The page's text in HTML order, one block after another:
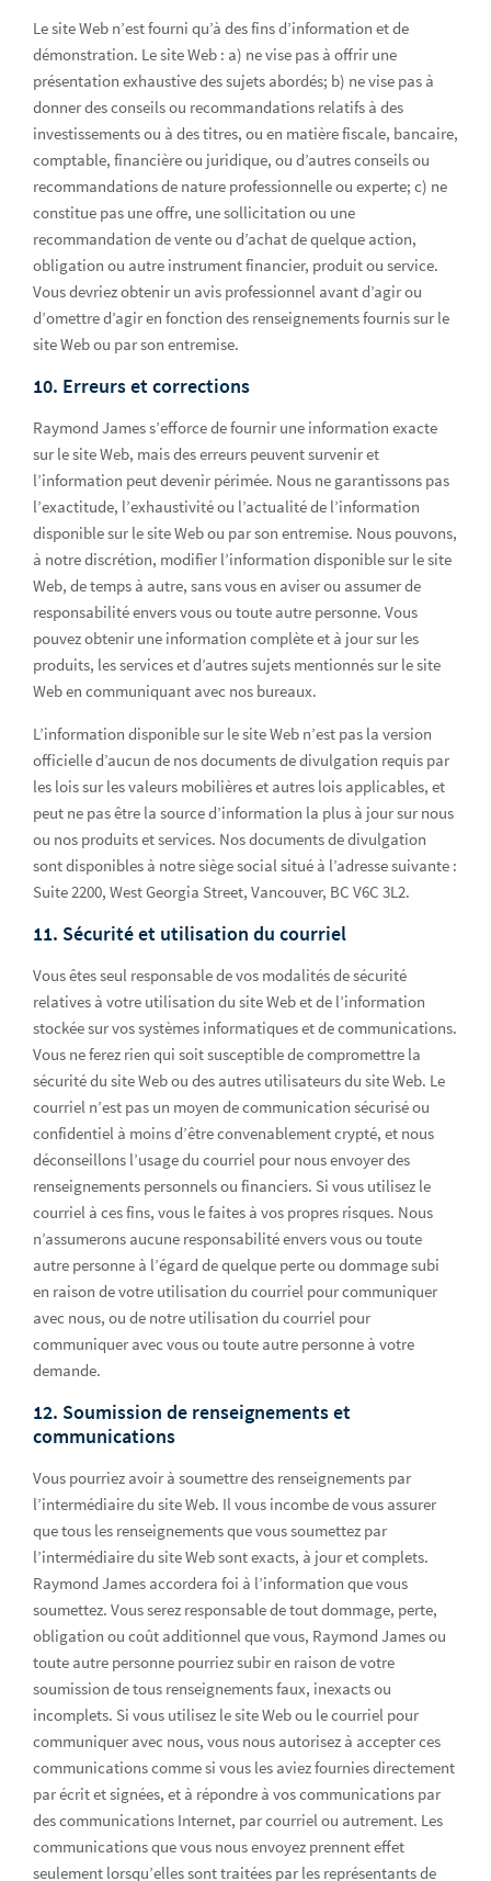
Le site Web n’est fourni qu’à des fins d’information et de
démonstration. Le site Web : a) ne vise pas à offrir une
présentation exhaustive des sujets abordés; b) ne vise pas à
donner des conseils ou recommandations relatifs à des
investissements ou à des titres, ou en matière fiscale, bancaire,
comptable, financière ou juridique, ou d’autres conseils ou
recommandations de nature professionnelle ou experte; c) ne
constitue pas une offre, une sollicitation ou une
recommandation de vente ou d’achat de quelque action,
obligation ou autre instrument financier, produit ou service.
Vous devriez obtenir un avis professionnel avant d’agir ou
d’omettre d’agir en fonction des renseignements fournis sur le
site Web ou par son entremise.
10. Erreurs et corrections
Raymond James s’efforce de fournir une information exacte
sur le site Web, mais des erreurs peuvent survenir et
l’information peut devenir périmée. Nous ne garantissons pas
l’exactitude, l’exhaustivité ou l’actualité de l’information
disponible sur le site Web ou par son entremise. Nous pouvons,
à notre discrétion, modifier l’information disponible sur le site
Web, de temps à autre, sans vous en aviser ou assumer de
responsabilité envers vous ou toute autre personne. Vous
pouvez obtenir une information complète et à jour sur les
produits, les services et d’autres sujets mentionnés sur le site
Web en communiquant avec nos bureaux.
L’information disponible sur le site Web n’est pas la version
officielle d’aucun de nos documents de divulgation requis par
les lois sur les valeurs mobilières et autres lois applicables, et
peut ne pas être la source d’information la plus à jour sur nous
ou nos produits et services. Nos documents de divulgation
sont disponibles à notre siège social situé à l’adresse suivante :
Suite 2200, West Georgia Street, Vancouver, BC V6C 3L2.
11. Sécurité et utilisation du courriel
Vous êtes seul responsable de vos modalités de sécurité
relatives à votre utilisation du site Web et de l’information
stockée sur vos systèmes informatiques et de communications.
Vous ne ferez rien qui soit susceptible de compromettre la
sécurité du site Web ou des autres utilisateurs du site Web. Le
courriel n’est pas un moyen de communication sécurisé ou
confidentiel à moins d’être convenablement crypté, et nous
déconseillons l’usage du courriel pour nous envoyer des
renseignements personnels ou financiers. Si vous utilisez le
courriel à ces fins, vous le faites à vos propres risques. Nous
n’assumerons aucune responsabilité envers vous ou toute
autre personne à l’égard de quelque perte ou dommage subi
en raison de votre utilisation du courriel pour communiquer
avec nous, ou de notre utilisation du courriel pour
communiquer avec vous ou toute autre personne à votre
demande.
12. Soumission de renseignements et
communications
Vous pourriez avoir à soumettre des renseignements par
l’intermédiaire du site Web. Il vous incombe de vous assurer
que tous les renseignements que vous soumettez par
l’intermédiaire du site Web sont exacts, à jour et complets.
Raymond James accordera foi à l’information que vous
soumettez. Vous serez responsable de tout dommage, perte,
obligation ou coût additionnel que vous, Raymond James ou
toute autre personne pourriez subir en raison de votre
soumission de tous renseignements faux, inexacts ou
incomplets. Si vous utilisez le site Web ou le courriel pour
communiquer avec nous, vous nous autorisez à accepter ces
communications comme si vous les aviez fournies directement
par écrit et signées, et à répondre à vos communications par
des communications Internet, par courriel ou autrement. Les
communications que vous nous envoyez prennent effet
seulement lorsqu’elles sont traitées par les représentants de